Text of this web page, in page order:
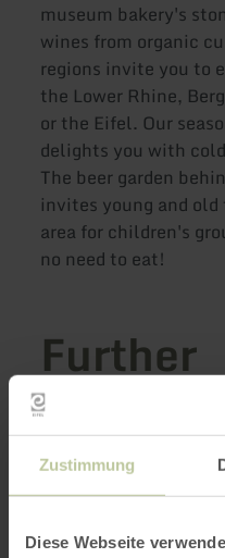
Zustimmung
Diese Webseite
museum bakery's
wines from organic
regions invite you to
the Lower Rhine,
or the Eifel. Our
delights you with
The beer garden
invites young and
area for children's
no need to eat!
Further